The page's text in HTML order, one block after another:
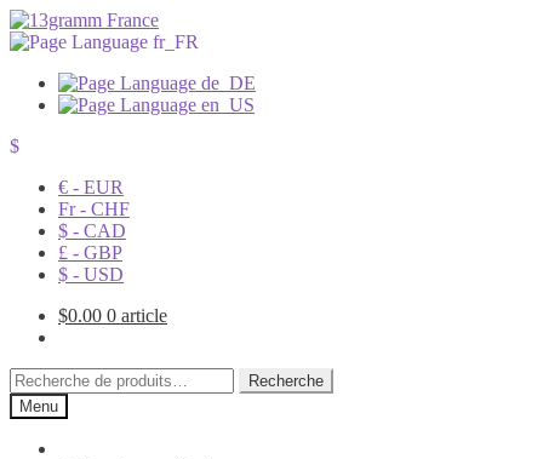
$
€ - EUR
Fr - CHF
$ - CAD
£ - GBP
$ - USD
$0.00 0 article
Recherche
pour :
Recherche
Menu